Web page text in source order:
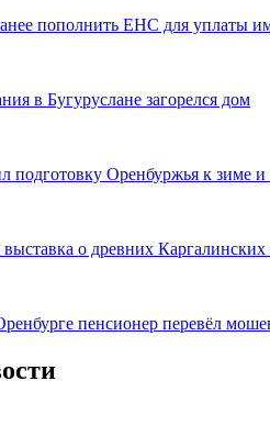
пополнить ЕНС для уплаты
в Бугуруслане загорелся дом
подготовку Оренбуржья к зиме
о древних Каргалинских
пенсионер перевёл